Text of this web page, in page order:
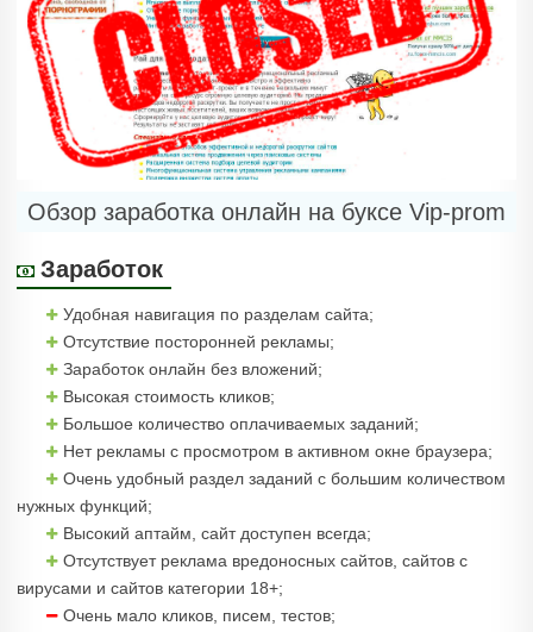
Обзор заработка онлайн на буксе Vip-prom
Заработок
Удобная навигация по разделам сайта;
Отсутствие посторонней рекламы;
Заработок онлайн без вложений;
Высокая стоимость кликов;
Большое количество оплачиваемых заданий;
Нет рекламы с просмотром в активном окне браузера;
Очень удобный раздел заданий с большим количеством
нужных функций;
Высокий аптайм, сайт доступен всегда;
Отсутствует реклама вредоносных сайтов, сайтов с
вирусами и сайтов категории 18+;
Очень мало кликов, писем, тестов;